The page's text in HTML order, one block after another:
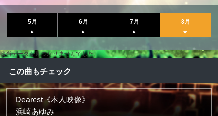
5月 6月 7月 8月
該当データが見つかりませんでした。
この曲もチェック
Dearest《本人映像》
浜崎あゆみ